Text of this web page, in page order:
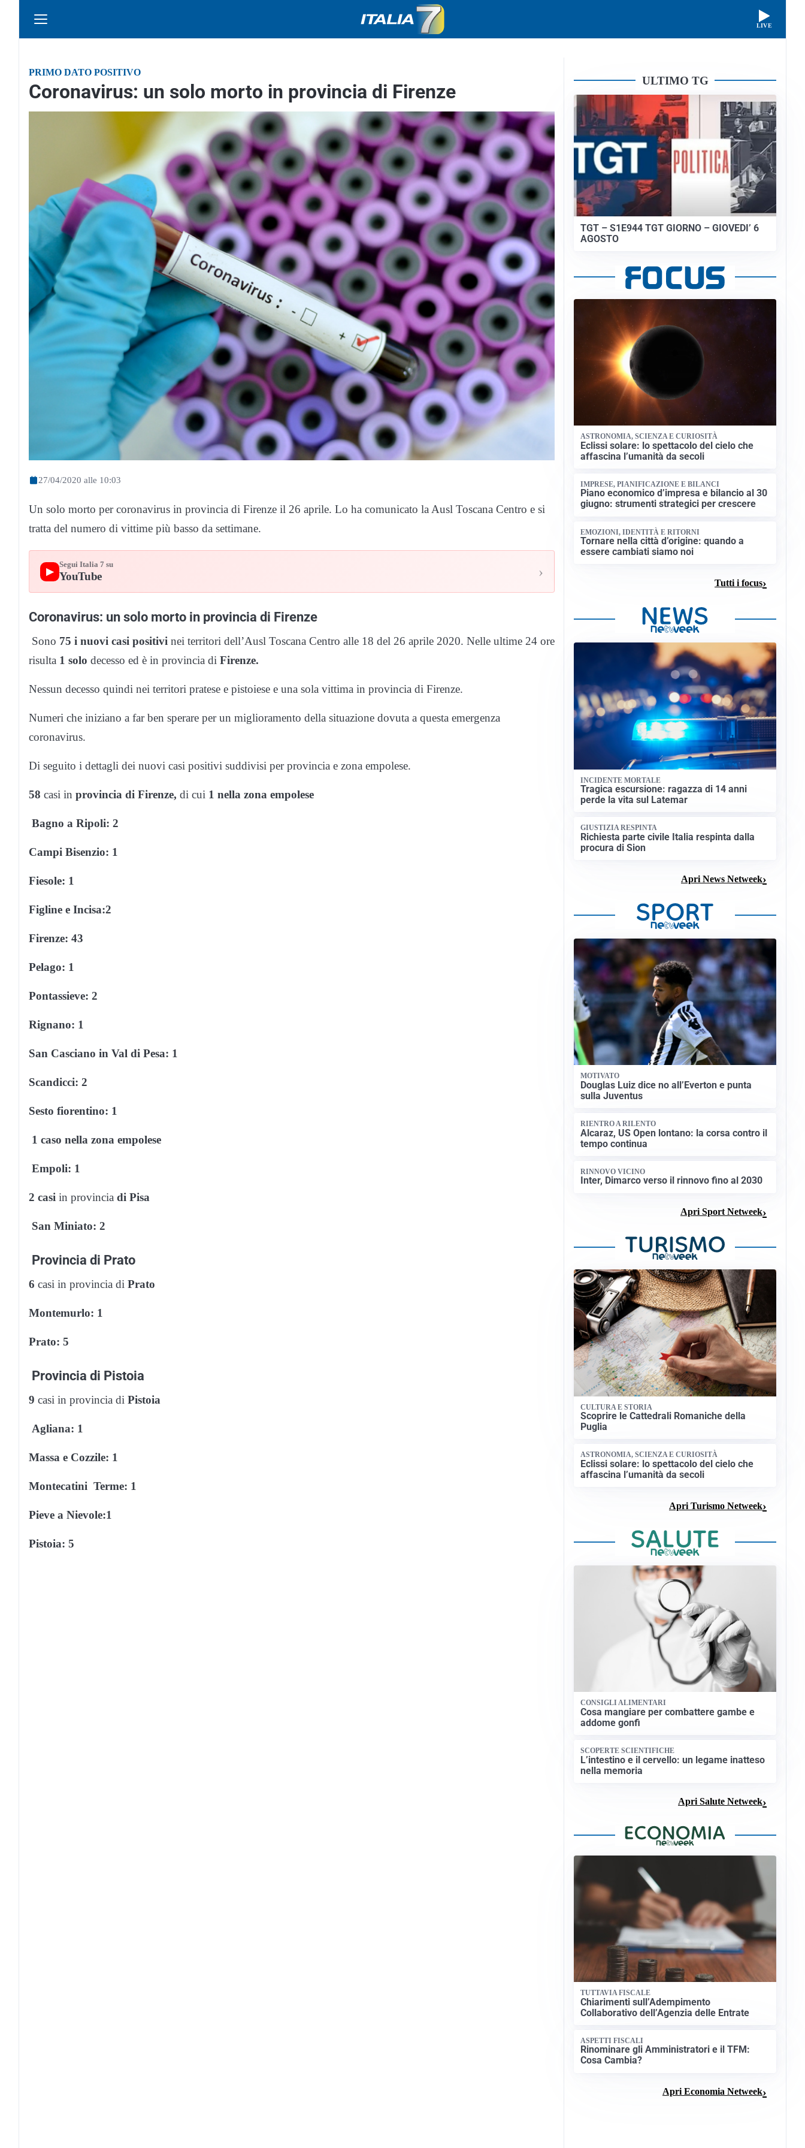
LIVE
PRIMO DATO POSITIVO
Coronavirus: un solo morto in provincia di Firenze
27/04/2020 alle 10:03
Un solo morto per coronavirus in provincia di Firenze il 26 aprile. Lo ha comunicato la Ausl Toscana Centro e si
tratta del numero di vittime più basso da settimane.
▶
Segui Italia 7 su
YouTube ›
Coronavirus: un solo morto in provincia di Firenze
Sono 75 i nuovi casi positivi nei territori dell’Ausl Toscana Centro alle 18 del 26 aprile 2020. Nelle ultime 24 ore
risulta 1 solo decesso ed è in provincia di Firenze.
Nessun decesso quindi nei territori pratese e pistoiese e una sola vittima in provincia di Firenze.
Numeri che iniziano a far ben sperare per un miglioramento della situazione dovuta a questa emergenza
coronavirus.
Di seguito i dettagli dei nuovi casi positivi suddivisi per provincia e zona empolese.
58 casi in provincia di Firenze, di cui 1 nella zona empolese
Bagno a Ripoli: 2
Campi Bisenzio: 1
Fiesole: 1
Figline e Incisa:2
Firenze: 43
Pelago: 1
Pontassieve: 2
Rignano: 1
San Casciano in Val di Pesa: 1
Scandicci: 2
Sesto fiorentino: 1
1 caso nella zona empolese
Empoli: 1
2 casi in provincia di Pisa
San Miniato: 2
Provincia di Prato
6 casi in provincia di Prato
Montemurlo: 1
Prato: 5
Provincia di Pistoia
9 casi in provincia di Pistoia
Agliana: 1
Massa e Cozzile: 1
Montecatini Terme: 1
Pieve a Nievole:1
Pistoia: 5
ULTIMO TG
TGT – S1E944 TGT GIORNO – GIOVEDI’ 6
AGOSTO
ASTRONOMIA, SCIENZA E CURIOSITÀ
Eclissi solare: lo spettacolo del cielo che
affascina l’umanità da secoli
IMPRESE, PIANIFICAZIONE E BILANCI
Piano economico d’impresa e bilancio al 30
giugno: strumenti strategici per crescere
EMOZIONI, IDENTITÀ E RITORNI
Tornare nella città d’origine: quando a
essere cambiati siamo noi
Tutti i focus
INCIDENTE MORTALE
Tragica escursione: ragazza di 14 anni
perde la vita sul Latemar
GIUSTIZIA RESPINTA
Richiesta parte civile Italia respinta dalla
procura di Sion
Apri News Netweek
MOTIVATO
Douglas Luiz dice no all’Everton e punta
sulla Juventus
RIENTRO A RILENTO
Alcaraz, US Open lontano: la corsa contro il
tempo continua
RINNOVO VICINO
Inter, Dimarco verso il rinnovo fino al 2030
Apri Sport Netweek
CULTURA E STORIA
Scoprire le Cattedrali Romaniche della
Puglia
ASTRONOMIA, SCIENZA E CURIOSITÀ
Eclissi solare: lo spettacolo del cielo che
affascina l’umanità da secoli
Apri Turismo Netweek
CONSIGLI ALIMENTARI
Cosa mangiare per combattere gambe e
addome gonfi
SCOPERTE SCIENTIFICHE
L’intestino e il cervello: un legame inatteso
nella memoria
Apri Salute Netweek
TUTTAVIA FISCALE
Chiarimenti sull’Adempimento
Collaborativo dell’Agenzia delle Entrate
ASPETTI FISCALI
Rinominare gli Amministratori e il TFM:
Cosa Cambia?
Apri Economia Netweek